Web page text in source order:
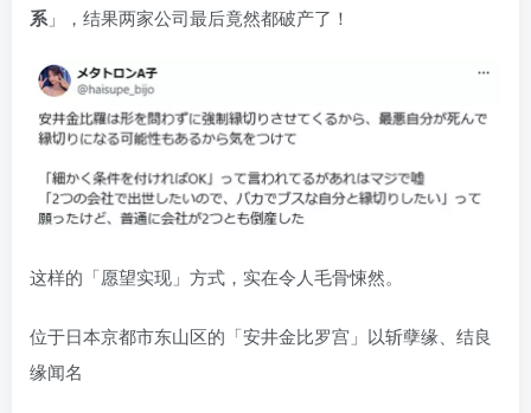
系 」，结果两家公司最后竟然都破产了！
这样的「愿望实现」方式，实在令人毛骨悚然。
位于日本京都市东山区的「安井金比罗宫」以斩孽缘、结良
缘闻名